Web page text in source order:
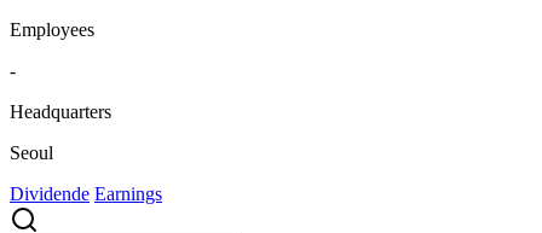
Employees
-
Headquarters
Seoul
Dividende Earnings